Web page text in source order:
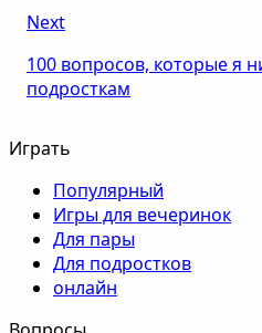
Next
100 вопросов, которые я
подросткам
Играть
Популярный
Игры для вечеринок
Для пары
Для подростков
онлайн